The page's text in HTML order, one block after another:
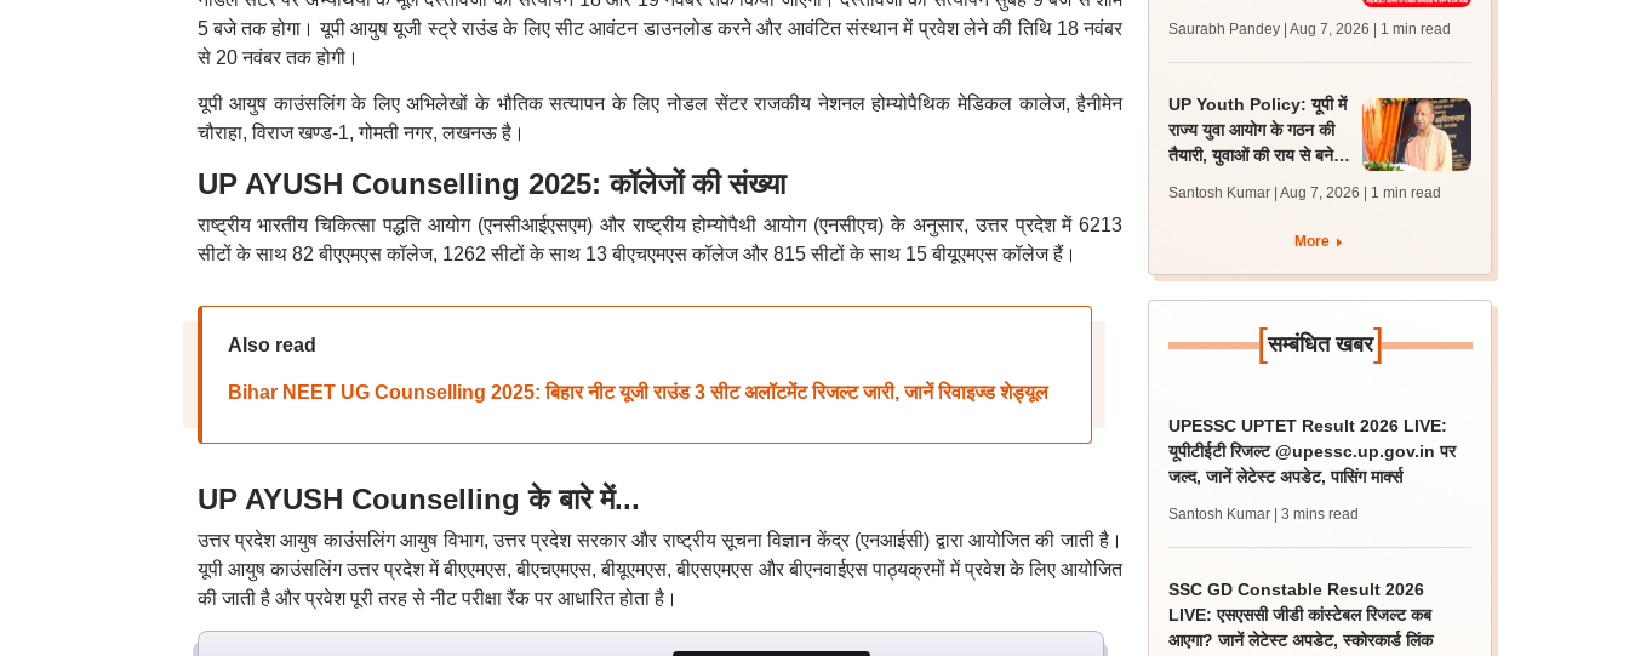
5 बजे तक होगा। यूपी आयुष यूजी स्ट्रे राउंड के लिए सीट आवंटन डाउनलोड करने और आवंटित संस्थान में प्रवेश लेने की तिथि 18 नवंबर
से 20 नवंबर तक होगी।
यूपी आयुष काउंसलिंग के लिए अभिलेखों के भौतिक सत्यापन के लिए नोडल सेंटर राजकीय नेशनल होम्योपैथिक मेडिकल कालेज, हैनीमेन
चौराहा, विराज खण्ड-1, गोमती नगर, लखनऊ है।
UP AYUSH Counselling 2025: कॉलेजों की संख्या
राष्ट्रीय भारतीय चिकित्सा पद्धति आयोग (एनसीआईएसएम) और राष्ट्रीय होम्योपैथी आयोग (एनसीएच) के अनुसार, उत्तर प्रदेश में 6213
सीटों के साथ 82 बीएएमएस कॉलेज, 1262 सीटों के साथ 13 बीएचएमएस कॉलेज और 815 सीटों के साथ 15 बीयूएमएस कॉलेज हैं।
Also read
Bihar NEET UG Counselling 2025: बिहार नीट यूजी राउंड 3 सीट अलॉटमेंट रिजल्ट जारी, जानें रिवाइज्ड शेड्यूल
UP AYUSH Counselling के बारे में...
उत्तर प्रदेश आयुष काउंसलिंग आयुष विभाग, उत्तर प्रदेश सरकार और राष्ट्रीय सूचना विज्ञान केंद्र (एनआईसी) द्वारा आयोजित की जाती है।
यूपी आयुष काउंसलिंग उत्तर प्रदेश में बीएएमएस, बीएचएमएस, बीयूएमएस, बीएसएमएस और बीएनवाईएस पाठ्यक्रमों में प्रवेश के लिए आयोजित
की जाती है और प्रवेश पूरी तरह से नीट परीक्षा रैंक पर आधारित होता है।
Saurabh Pandey | Aug 7, 2026 | 1 min read
UP Youth Policy: यूपी में
राज्य युवा आयोग के गठन की
तैयारी, युवाओं की राय से बनेगी
Santosh Kumar | Aug 7, 2026 | 1 min read
More
[सम्बंधित खबर]
UPESSC UPTET Result 2026 LIVE:
यूपीटीईटी रिजल्ट @upessc.up.gov.in पर
जल्द, जानें लेटेस्ट अपडेट, पासिंग मार्क्स
Santosh Kumar | 3 mins read
SSC GD Constable Result 2026
LIVE: एसएससी जीडी कांस्टेबल रिजल्ट कब
आएगा? जानें लेटेस्ट अपडेट, स्कोरकार्ड लिंक